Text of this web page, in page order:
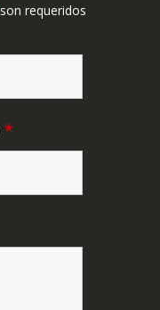
son requeridos
*